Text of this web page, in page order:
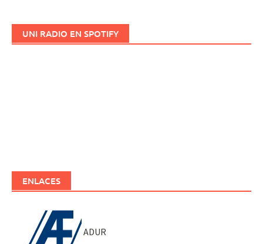
UNI RADIO EN SPOTIFY
ENLACES
ADUR